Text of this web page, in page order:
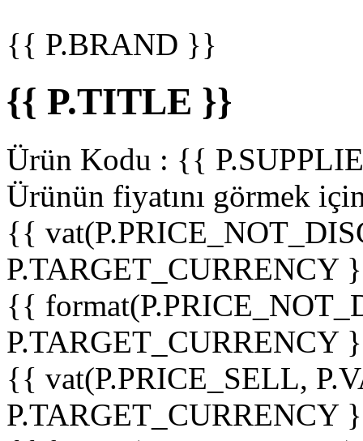
{{ P.BRAND }}
{{ P.TITLE }}
Ürün Kodu : {{
Ürünün fiyatını görmek
{{
P.TARGET_CURRENCY
{{
P.TARGET_CURRENCY
{{ vat(P.PRICE_SELL,
P.TARGET_CURRENCY